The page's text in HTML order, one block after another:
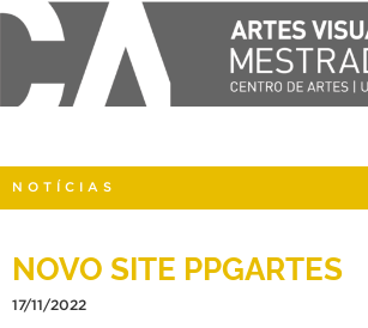
EDITAIS
INTERNACIONAL
OUVIDORIA
TELEFONES
NOTÍCIAS
NOVO SITE PPGARTES
17/11/2022